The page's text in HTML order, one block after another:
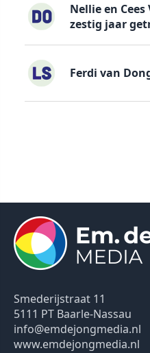
Nellie en
zestig jaar
Ferdi van
Smederijstraat 11
5111 PT Baarle-Nassau
info@emdejongmedia.nl
www.emdejongmedia.nl